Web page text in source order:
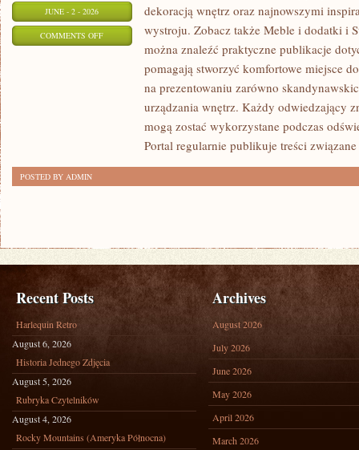
JUNE - 2 - 2026
COMMENTS OFFON
ARANŻACJA
PROJEKTOWANIE
dekoracją wnętrz oraz najnowszymi
wystroju. Zobacz także Meble i dodatki i
można znaleźć praktyczne publikacje
pomagają stworzyć komfortowe miejsce
na prezentowaniu zarówno
urządzania wnętrz. Każdy odwiedzający
mogą zostać wykorzystane podczas
Portal regularnie publikuje treści
POSTED BY ADMIN
Recent Posts
Harlequin Retro
August 6, 2026
Historia Jednego Zdjęcia
August 5, 2026
Rubryka Czytelników
August 4, 2026
Rocky Mountains (Ameryka Północna)
Archives
August 2026
July 2026
June 2026
May 2026
April 2026
March 2026